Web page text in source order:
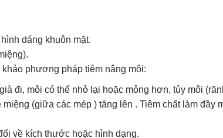
dáng khuôn mặt.
phương pháp tiêm nâng môi:
đi, môi có thể nhỏ lại hoặc mỏng hơn, tủy môi
(giữa các mép ) tăng lên . Tiêm chất làm đầy
về kích thước hoặc hình dạng.